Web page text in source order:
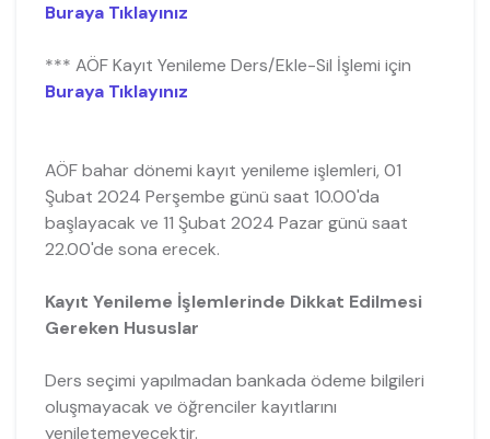
Buraya Tıklayınız
*** AÖF Kayıt Yenileme Ders/Ekle-Sil İşlemi için
Buraya Tıklayınız
AÖF bahar dönemi kayıt yenileme işlemleri, 01
Şubat 2024 Perşembe günü saat 10.00'da
başlayacak ve 11 Şubat 2024 Pazar günü saat
22.00'de sona erecek.
Kayıt Yenileme İşlemlerinde Dikkat Edilmesi
Gereken Hususlar
Ders seçimi yapılmadan bankada ödeme bilgileri
oluşmayacak ve öğrenciler kayıtlarını
yeniletemeyecektir.